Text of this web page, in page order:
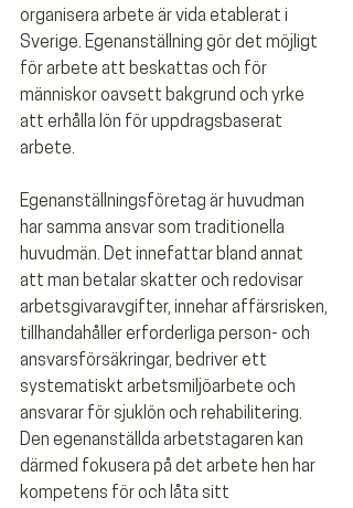
organisera arbete är vida etablerat i
Sverige. Egenanställning gör det möjligt
för arbete att beskattas och för
människor oavsett bakgrund och yrke
att erhålla lön för uppdragsbaserat
arbete.
Egenanställningsföretag är huvudman
har samma ansvar som traditionella
huvudmän. Det innefattar bland annat
att man betalar skatter och redovisar
arbetsgivaravgifter, innehar affärsrisken,
tillhandahåller erforderliga person- och
ansvarsförsäkringar, bedriver ett
systematiskt arbetsmiljöarbete och
ansvarar för sjuklön och rehabilitering.
Den egenanställda arbetstagaren kan
därmed fokusera på det arbete hen har
kompetens för och låta sitt